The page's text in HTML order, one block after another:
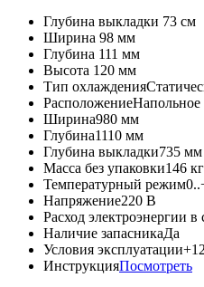
Глубина выкладки 73 см
Ширина 98 мм
Глубина 111 мм
Высота 120 мм
Тип охлаждения
РасположениеНапольное
Ширина980 мм
Глубина1110 мм
Глубина выкладки735 мм
Масса без упаковки146 кг
Температурный режим
Напряжение220 В
Расход электроэнергии в
Наличие запасникаДа
Условия эксплуатации
ИнструкцияПосмотреть